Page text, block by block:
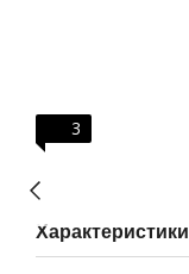
3
Характеристики